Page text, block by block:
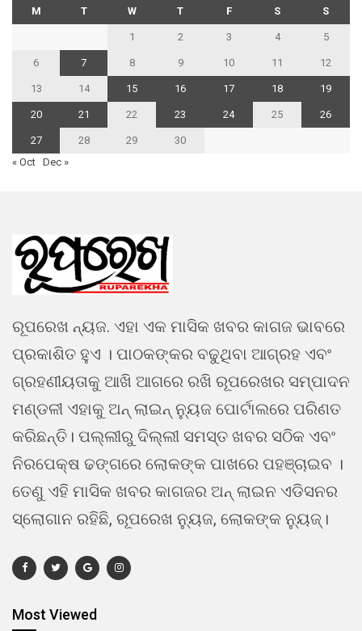
M T W T F S S
1 2 3 4 5
6 7 8 9 10 11 12
13 14 15 16 17 18 19
20 21 22 23 24 25 26
27 28 29
30
« Oct Dec »
ରୂପରେଖ ନ୍ୟଜ. ଏହା ଏକ ମାସିକ ଖବର କାଗଜ ଭାବରେ
ପ୍ରକାଶିତ ହୁଏ । ପାଠକଙ୍କର ବଢୁଥିବା ଆଗ୍ରହ ଏବଂ
ଗ୍ରହଣୀୟତାକୁ ଆଖି ଆଗରେ ରଖି ରୂପରେଖର ସମ୍ପାଦନ
ମଣ୍ଡଳୀ ଏହାକୁ ଅନ୍ ଲାଇନ୍ ନ୍ୟୁଜ ପୋର୍ଟାଲରେ ପରିଣତ
କରିଛନ୍ତି। ପଲ୍ଲୀରୁ ଦିଲ୍ଲୀ ସମସ୍ତ ଖବର ସଠିକ ଏବଂ
ନିରପେକ୍ଷ ଢଙ୍ଗରେ ଲୋକଙ୍କ ପାଖରେ ପହଞ୍ଚାଇବ ।
ତେଣୁ ଏହି ମାସିକ ଖବର କାଗଜର ଅନ୍ ଲାଇନ ଏଡିସନର
ସ୍ଲୋଗାନ ରହିଛି, ରୂପରେଖ ନ୍ୟୁଜ, ଲୋକଙ୍କ ନ୍ୟୁଜ୍।
Most Viewed